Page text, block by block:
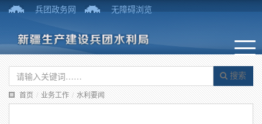
兵团政务网 无障碍浏览
搜索
首页 / 业务工作 / 水利要闻